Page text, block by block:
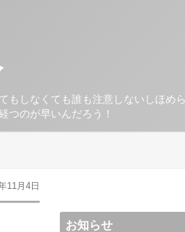
しなくても誰も注意しないしほめ
つのが早いんだろう！
11月4日
お知らせ